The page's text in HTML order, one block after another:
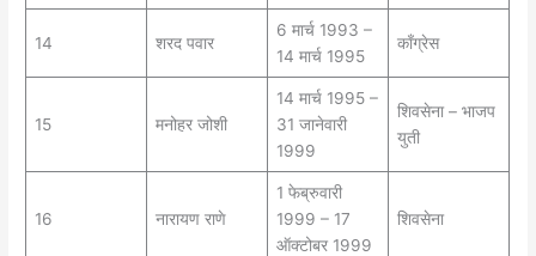
14 शरद पवार
6 मार्च 1993 –
14 मार्च 1995
काँग्रेस
15 मनोहर जोशी
14 मार्च 1995 –
31 जानेवारी
1999
शिवसेना – भाजप
युती
16 नारायण राणे
1 फेब्रुवारी
1999 – 17
ऑक्टोबर 1999
शिवसेना